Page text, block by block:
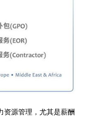
资源管理，尤其是薪酬